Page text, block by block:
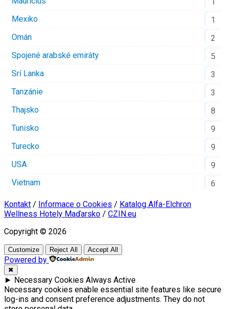
Mexiko
1
Omán
2
Spojené arabské emiráty
5
Srí Lanka
3
Tanzánie
3
Thajsko
8
Tunisko
9
Turecko
9
USA
9
Vietnam
6
Kontakt / Informace o Cookies / Katalog Alfa-Elchron
Wellness Hotely Maďarsko / CZIN.eu
Copyright © 2026
Customize Reject All Accept All
Powered by
✖
► Necessary Cookies Always Active
Necessary cookies enable essential site features like secure
log-ins and consent preference adjustments. They do not